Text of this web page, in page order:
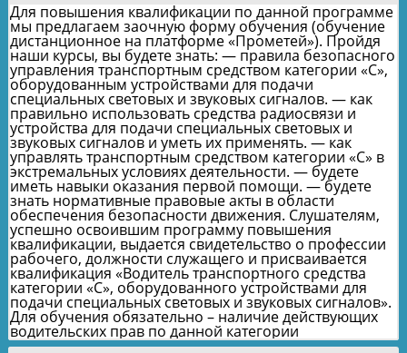
Для повышения квалификации по данной программе
мы предлагаем заочную форму обучения (обучение
дистанционное на платформе «Прометей»). Пройдя
наши курсы, вы будете знать: — правила безопасного
управления транспортным средством категории «С»,
оборудованным устройствами для подачи
специальных световых и звуковых сигналов. — как
правильно использовать средства радиосвязи и
устройства для подачи специальных световых и
звуковых сигналов и уметь их применять. — как
управлять транспортным средством категории «С» в
экстремальных условиях деятельности. — будете
иметь навыки оказания первой помощи. — будете
знать нормативные правовые акты в области
обеспечения безопасности движения. Слушателям,
успешно освоившим программу повышения
квалификации, выдается свидетельство о профессии
рабочего, должности служащего и присваивается
квалификация «Водитель транспортного средства
категории «С», оборудованного устройствами для
подачи специальных световых и звуковых сигналов».
Для обучения обязательно – наличие действующих
водительских прав по данной категории